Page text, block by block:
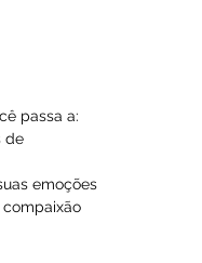
passa a:
de
emoções
compaixão